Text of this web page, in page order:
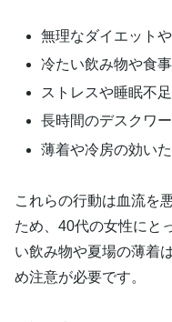
無理なダイエット
冷たい飲み物や食
ストレスや睡眠不
長時間のデスクワ
薄着や冷房の効い
これらの行動は血流を
ため、40代の女性にと
い飲み物や夏場の薄着
め注意が必要です。